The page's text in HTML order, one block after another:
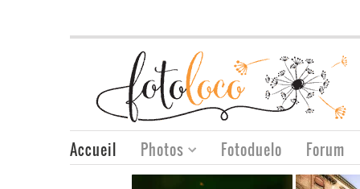
Accueil Photos Fotoduelo Forum